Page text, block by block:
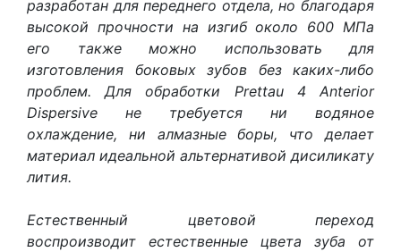
разработан для переднего отдела, но благодаря
высокой прочности на изгиб около 600 МПа
его также можно использовать для
изготовления боковых зубов без каких-либо
проблем. Для обработки Prettau 4 Anterior
Dispersive не требуется ни водяное
охлаждение, ни алмазные боры, что делает
материал идеальной альтернативой дисиликату
лития.
Естественный цветовой переход
воспроизводит естественные цвета зуба от